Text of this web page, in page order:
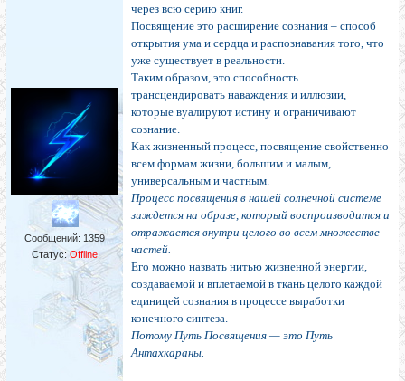
Сообщений: 1359
Статус: Offline
через всю серию книг.
Посвящение это расширение сознания – способ
открытия ума и сердца и распознавания того, что
уже существует в реальности.
Таким образом, это способность
трансцендировать наваждения и иллюзии,
которые вуалируют истину и ограничивают
сознание.
Как жизненный процесс, посвящение свойственно
всем формам жизни, большим и малым,
универсальным и частным.
Процесс посвящения в нашей солнечной системе
зиждется на образе, который воспроизводится и
отражается внутри целого во всем множестве
частей.
Его можно назвать нитью жизненной энергии,
создаваемой и вплетаемой в ткань целого каждой
единицей сознания в процессе выработки
конечного синтеза.
Потому Путь Посвящения — это Путь
Антахкараны.